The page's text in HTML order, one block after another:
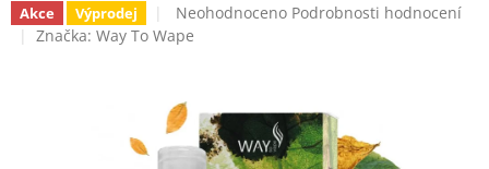
Akce Výprodej
Průměrné
hodnocení
z
5
hvězdiček.
Neohodnoceno Podrobnosti hodnocení
Značka: Way To Wape